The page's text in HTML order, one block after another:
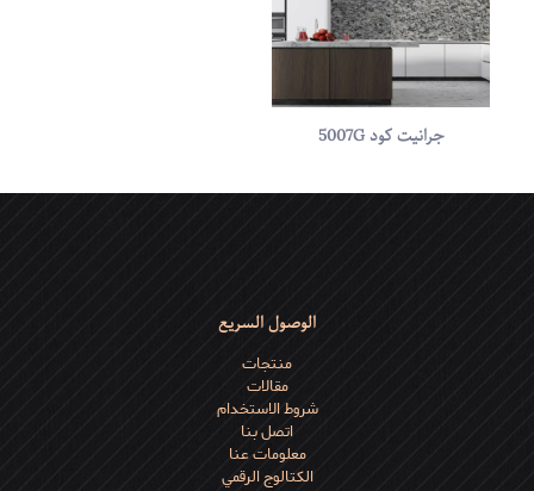
الإلكتروني*
جرانيت کود 5007G
الوصول السريع
منتجات
مقالات
شروط الاستخدام
اتصل بنا
معلومات عنا
الكتالوج الرقمي